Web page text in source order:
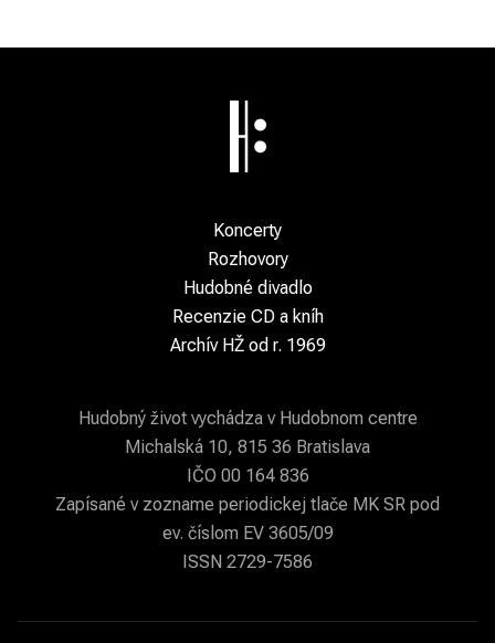
Koncerty
Rozhovory
Hudobné divadlo
Recenzie CD a kníh
Archív HŽ od r. 1969
Hudobný život vychádza v Hudobnom centre
Michalská 10, 815 36 Bratislava
IČO 00 164 836
Zapísané v zozname periodickej tlače MK SR pod
ev. číslom EV 3605/09
ISSN 2729-7586